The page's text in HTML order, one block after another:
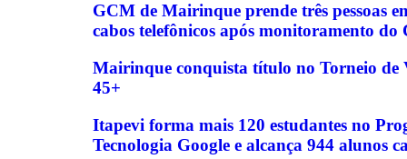
GCM de Mairinque prende três pessoas
cabos telefônicos após monitoramento do
Mairinque conquista título no Torneio de
45+
Itapevi forma mais 120 estudantes no
Tecnologia Google e alcança 944 alunos